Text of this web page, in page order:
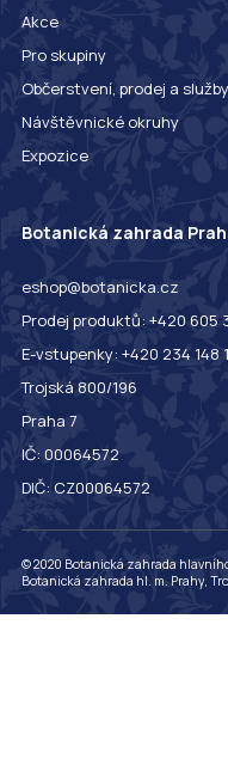
Akce
Pro skupiny
Občerstvení, prodej a služby
Návštěvnické okruhy
Expozice
Botanická zahrada
eshop@botanicka.cz
Prodej produktů: +420 605
E-vstupenky: +420 234 148
Trojská 800/196
Praha 7
IČ: 00064572
DIČ: CZ00064572
© 2020 Botanická zahrada
Botanická zahrada hl. m. Prahy,